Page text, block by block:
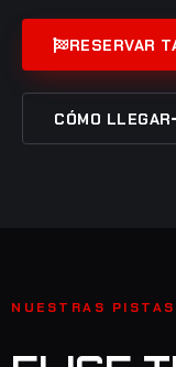
RESERVAR
CÓMO LLEGAR
NUESTRAS PISTAS